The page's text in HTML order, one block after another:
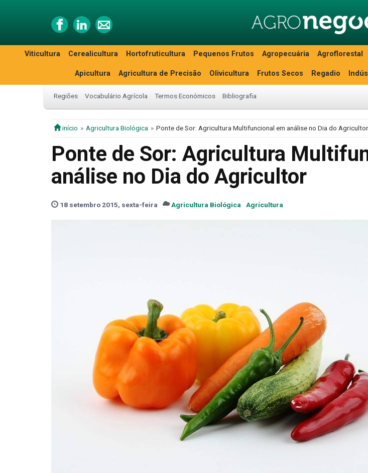
Viticultura Cerealicultura Hortofruticultura Pequenos Frutos Agropecuária Agroflorestal
Apicultura Agricultura de Precisão Olivicultura Frutos Secos Regadio
Regiões Vocabulário Agrícola Termos Económicos Bibliografia
início Agricultura Biológica Ponte de Sor: Agricultura Multifuncional em análise no Dia do Agricultor
Ponte de Sor: Agricultura
análise no Dia do Agricultor
18 setembro 2015, sexta-feira Agricultura Biológica Agricultura